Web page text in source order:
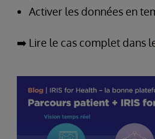
Activer les données en
➡️ Lire le cas complet dans